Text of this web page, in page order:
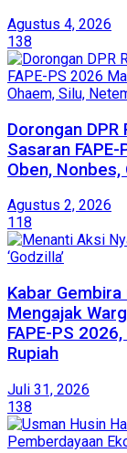
Agustus 4, 2026
138
Dorongan DPR
Sasaran
Oben, Nonbes,
Agustus 2, 2026
118
Kabar
Mengajak
FAPE-PS
Rupiah
Juli 31, 2026
138